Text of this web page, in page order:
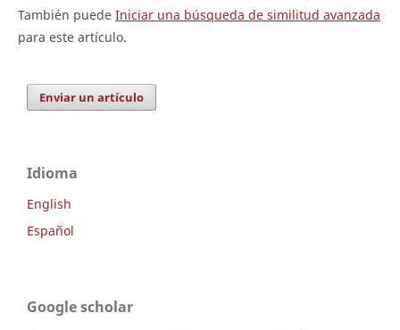
También puede Iniciar una búsqueda de similitud avanzada
para este artículo.
Enviar un artículo
Idioma
English
Español
Google scholar